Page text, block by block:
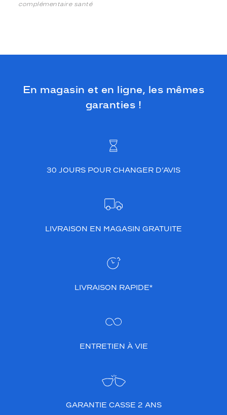
complémentaire santé
En magasin et en ligne, les mêmes
garanties !
30 JOURS POUR CHANGER D’AVIS
LIVRAISON EN MAGASIN GRATUITE
LIVRAISON RAPIDE*
ENTRETIEN À VIE
GARANTIE CASSE 2 ANS